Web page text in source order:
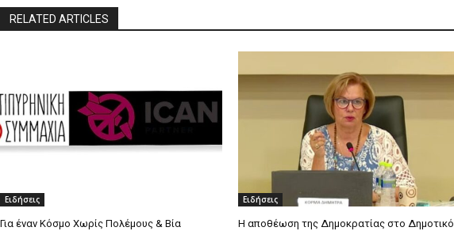
RELATED ARTICLES
Ειδήσεις
Για έναν Κόσμο Χωρίς Πολέμους & Βία
Ειδήσεις
Η αποθέωση της Δημοκρατίας στο Δημοτικό